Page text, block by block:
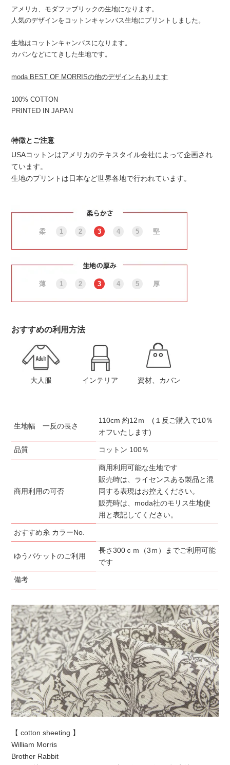
アメリカ、モダファブリックの生地になります。
人気のデザインをコットンキャンバス生地にプリントしました。
生地はコットンキャンバスになります。
カバンなどにてきした生地です。
moda BEST OF MORRISの他のデザインもあります
100% COTTON
PRINTED IN JAPAN
特徴とご注意
USAコットンはアメリカのテキスタイル会社によって企画され
ています。
生地のプリントは日本など世界各地で行われています。
柔 1 2 3 4 5 堅
薄 1 2 3 4 5 厚
おすすめの利用方法
大人服 インテリア 資材、カバン
生地幅 一反の長さ
110cm 約12ｍ (１反ご購入で10％
オフいたします)
品質 コットン 100％
商用利用の可否
商用利用可能な生地です
販売時は、ライセンスある製品と混
同する表現はお控えください。
販売時は、moda社のモリス生地使
用と表記してください。
おすすめ糸 カラーNo.
ゆうパケットのご利用
長さ300ｃｍ（3ｍ）までご利用可能
です
備考
【 cotton sheeting 】
William Morris
Brother Rabbit